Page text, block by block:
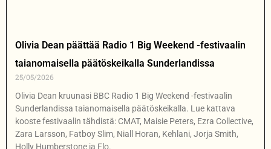
Olivia Dean päättää Radio 1 Big Weekend -festivaalin
taianomaisella päätöskeikalla Sunderlandissa
25/05/2026
Olivia Dean kruunasi BBC Radio 1 Big Weekend -festivaalin
Sunderlandissa taianomaisella päätöskeikalla. Lue kattava
kooste festivaalin tähdistä: CMAT, Maisie Peters, Ezra Collective,
Zara Larsson, Fatboy Slim, Niall Horan, Kehlani, Jorja Smith,
Holly Humberstone ja Flo.